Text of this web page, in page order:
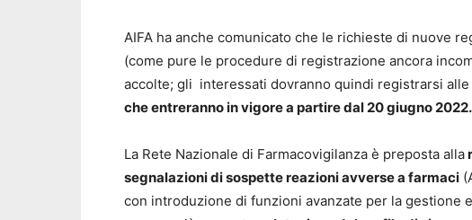
AIFA ha anche comunicato che le richieste di nuove
(come pure le procedure di registrazione ancora
accolte; gli interessati dovranno quindi registrarsi alle
che entreranno in vigore a partire dal 20 giugno 2022.
La Rete Nazionale di Farmacovigilanza è preposta alla
segnalazioni di sospette reazioni avverse a farmaci
con introduzione di funzioni avanzate per la gestione